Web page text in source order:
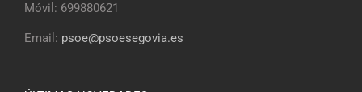
Móvil: 699880621
Email: psoe@psoesegovia.es